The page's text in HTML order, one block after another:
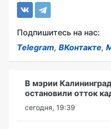
Подпишитесь на нас:
Telegram, ВКонтакте,
В мэрии
остановили отток
сегодня, 19:39